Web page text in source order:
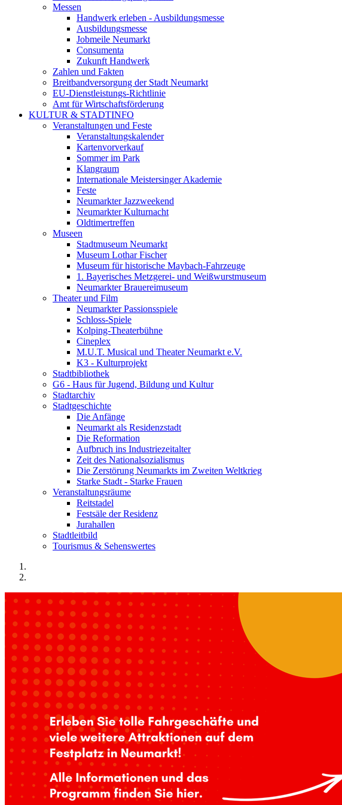
Messen
Handwerk erleben - Ausbildungsmesse
Ausbildungsmesse
Jobmeile Neumarkt
Consumenta
Zukunft Handwerk
Zahlen und Fakten
Breitbandversorgung der Stadt Neumarkt
EU-Dienstleistungs-Richtlinie
Amt für Wirtschaftsförderung
KULTUR & STADTINFO
Veranstaltungen und Feste
Veranstaltungskalender
Kartenvorverkauf
Sommer im Park
Klangraum
Internationale Meistersinger Akademie
Feste
Neumarkter Jazzweekend
Neumarkter Kulturnacht
Oldtimertreffen
Museen
Stadtmuseum Neumarkt
Museum Lothar Fischer
Museum für historische Maybach-Fahrzeuge
1. Bayerisches Metzgerei- und Weißwurstmuseum
Neumarkter Brauereimuseum
Theater und Film
Neumarkter Passionsspiele
Schloss-Spiele
Kolping-Theaterbühne
Cineplex
M.U.T. Musical und Theater Neumarkt e.V.
K3 - Kulturprojekt
Stadtbibliothek
G6 - Haus für Jugend, Bildung und Kultur
Stadtarchiv
Stadtgeschichte
Die Anfänge
Neumarkt als Residenzstadt
Die Reformation
Aufbruch ins Industriezeitalter
Zeit des Nationalsozialismus
Die Zerstörung Neumarkts im Zweiten Weltkrieg
Starke Stadt - Starke Frauen
Veranstaltungsräume
Reitstadel
Festsäle der Residenz
Jurahallen
Stadtleitbild
Tourismus & Sehenswertes